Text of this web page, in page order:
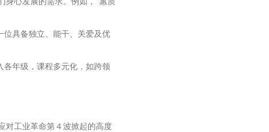
位具备独立、能干、关爱及优
各年级，课程多元化，如跨领
对工业革命第４波掀起的高度